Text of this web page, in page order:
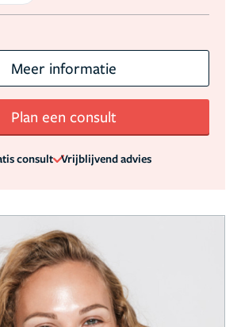
Meer informatie
Plan een consult
consult Vrijblijvend advies